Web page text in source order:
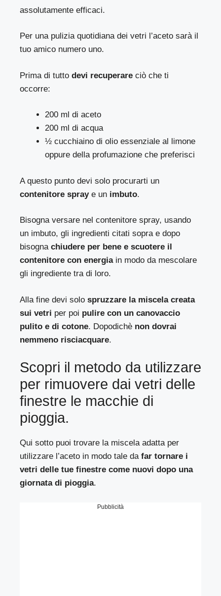
assolutamente efficaci.
Per una pulizia quotidiana dei vetri l’aceto sarà il
tuo amico numero uno.
Prima di tuttodevi recuperare ciò che ti
occorre:
200 ml di aceto
200 ml di acqua
½ cucchiaino di olio essenziale al limone
oppure della profumazione che preferisci
A questo punto devi solo procurarti un
contenitore spraye un imbuto.
Bisogna versare nel contenitore spray, usando
un imbuto, gli ingredienti citati sopra e dopo
bisognachiudere per bene e scuotere il
contenitore con energiain modo da mescolare
gli ingrediente tra di loro.
Alla fine devi solo spruzzare la miscela creata
sui vetri per poi pulire con un canovaccio
pulito e di cotone. Dopodichè non dovrai
nemmeno risciacquare.
Scopri il metodo da utilizzare
per rimuovere dai vetri delle
finestre le macchie di
pioggia.
Qui sotto puoi trovare la miscela adatta per
utilizzare l’aceto in modo tale dafar tornare i
vetri delle tue finestre come nuovi dopo una
giornata di pioggia.
Pubblicità